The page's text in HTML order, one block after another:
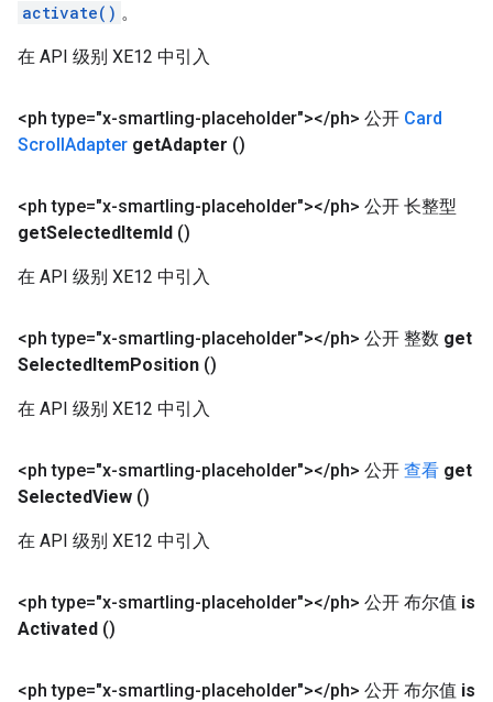
activate() 。
在 API 级别 XE12 中引入
<ph type="x-smartling-placeholder"></ph> 公开 Card
ScrollAdapter getAdapter ()
<ph type="x-smartling-placeholder"></ph> 公开 长整型
getSelectedItemId ()
在 API 级别 XE12 中引入
<ph type="x-smartling-placeholder"></ph> 公开 整数 get
SelectedItemPosition ()
在 API 级别 XE12 中引入
<ph type="x-smartling-placeholder"></ph> 公开 查看 get
SelectedView ()
在 API 级别 XE12 中引入
<ph type="x-smartling-placeholder"></ph> 公开 布尔值 is
Activated ()
<ph type="x-smartling-placeholder"></ph> 公开 布尔值 is